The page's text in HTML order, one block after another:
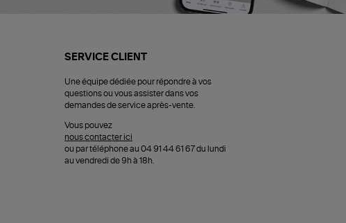
SERVICE CLIENT
Une équipe dédiée pour répondre à vos
questions ou vous assister dans vos
demandes de service après-vente.
Vous pouvez
nous contacter ici
ou par téléphone au 04 91 44 61 67 du lundi
au vendredi de 9h à 18h.